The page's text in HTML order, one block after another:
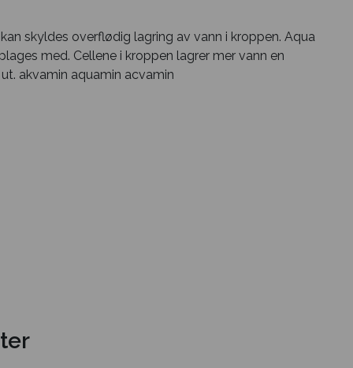
skyldes overflødig lagring av vann i kroppen. Aqua
med. Cellene i kroppen lagrer mer vann en
akvamin aquamin acvamin